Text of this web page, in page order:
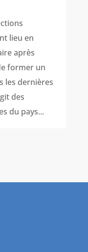
lieu en
après
former un
les dernières
des
du pays...